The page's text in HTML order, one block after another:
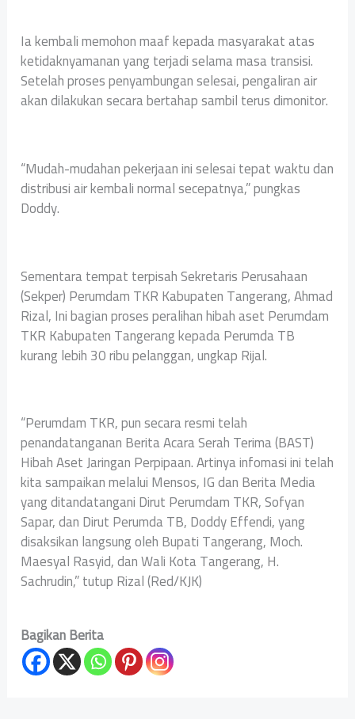
Ia kembali memohon maaf kepada masyarakat atas
ketidaknyamanan yang terjadi selama masa transisi.
Setelah proses penyambungan selesai, pengaliran air
akan dilakukan secara bertahap sambil terus dimonitor.
“Mudah-mudahan pekerjaan ini selesai tepat waktu dan
distribusi air kembali normal secepatnya,” pungkas
Doddy.
Sementara tempat terpisah Sekretaris Perusahaan
(Sekper) Perumdam TKR Kabupaten Tangerang, Ahmad
Rizal, Ini bagian proses peralihan hibah aset Perumdam
TKR Kabupaten Tangerang kepada Perumda TB
kurang lebih 30 ribu pelanggan, ungkap Rijal.
“Perumdam TKR, pun secara resmi telah
penandatanganan Berita Acara Serah Terima (BAST)
Hibah Aset Jaringan Perpipaan. Artinya infomasi ini telah
kita sampaikan melalui Mensos, IG dan Berita Media
yang ditandatangani Dirut Perumdam TKR, Sofyan
Sapar, dan Dirut Perumda TB, Doddy Effendi, yang
disaksikan langsung oleh Bupati Tangerang, Moch.
Maesyal Rasyid, dan Wali Kota Tangerang, H.
Sachrudin,” tutup Rizal (Red/KJK)
Bagikan Berita